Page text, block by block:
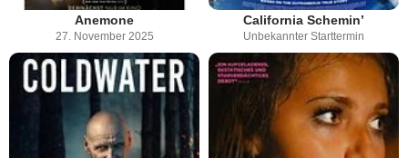
Anemone
27. November 2025
California Schemin’
Unbekannter Starttermin